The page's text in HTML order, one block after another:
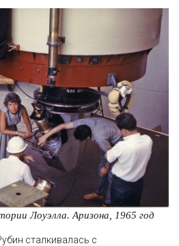
Лоуэлла. Аризона, 1965 год
сталкивалась с